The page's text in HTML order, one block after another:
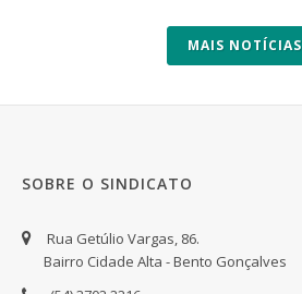
MAIS NOTÍCIAS
SOBRE O SINDICATO
Rua Getúlio Vargas, 86.
Bairro Cidade Alta - Bento Gonçalves